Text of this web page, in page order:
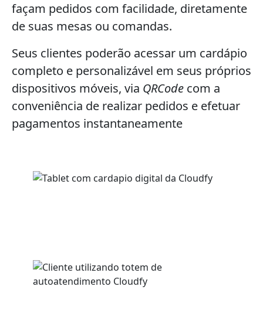
façam pedidos com facilidade, diretamente
de suas mesas ou comandas.
Seus clientes poderão acessar um cardápio
completo e personalizável em seus próprios
dispositivos móveis, via QRCode com a
conveniência de realizar pedidos e efetuar
pagamentos instantaneamente